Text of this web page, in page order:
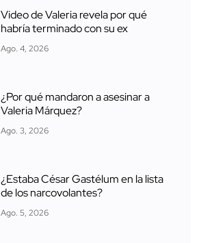
Video de Valeria revela por qué
habría terminado con su ex
Ago. 4, 2026
¿Por qué mandaron a asesinar a
Valeria Márquez?
Ago. 3, 2026
¿Estaba César Gastélum en la lista
de los narcovolantes?
Ago. 5, 2026